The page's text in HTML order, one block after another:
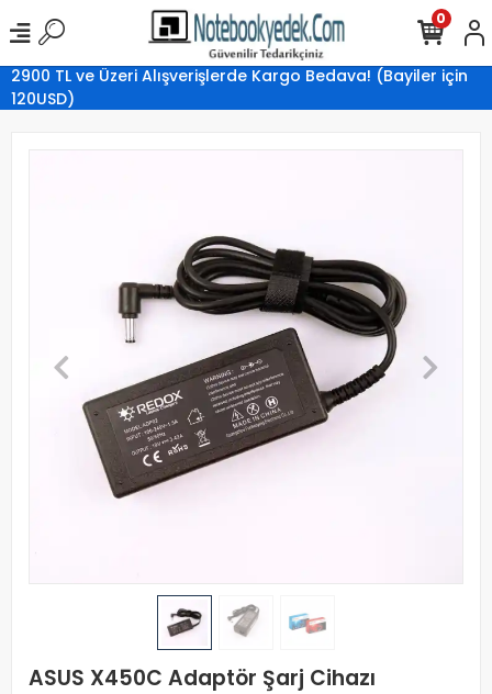
2900 TL ve Üzeri Alışverişlerde Kargo Bedava! (Bayiler için
120USD)
0
ASUS X450C Adaptör Şarj Cihazı